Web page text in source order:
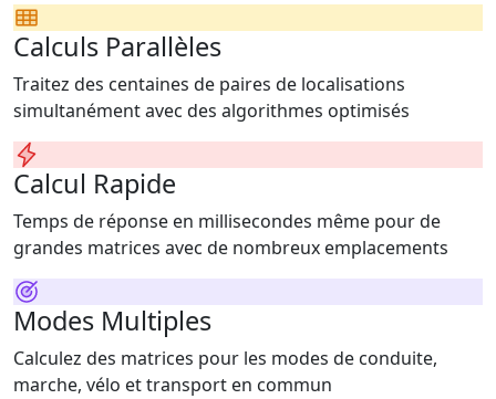
Calculs Parallèles
Traitez des centaines de paires de localisations
simultanément avec des algorithmes optimisés
Calcul Rapide
Temps de réponse en millisecondes même pour de
grandes matrices avec de nombreux emplacements
Modes Multiples
Calculez des matrices pour les modes de conduite,
marche, vélo et transport en commun